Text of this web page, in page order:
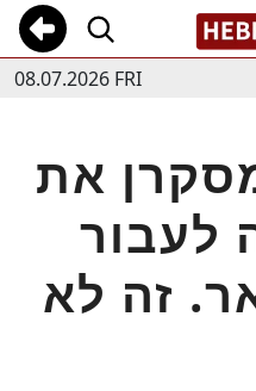
08.07.2026 FRI
את
לעבור
זה לא